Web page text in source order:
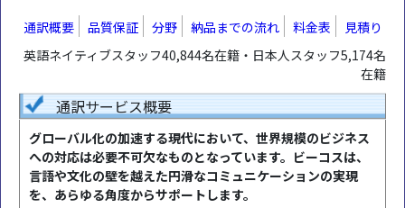
通訳概要 品質保証 分野 納品までの流れ 料金表
見積り
英語ネイティブスタッフ40,844名在籍・日本人スタッフ5,174名
在籍
通訳サービス概要
グローバル化の加速する現代において、世界規模のビジネス
への対応は必要不可欠なものとなっています。ビーコスは、
言語や文化の壁を越えた円滑なコミュニケーションの実現
を、あらゆる角度からサポートします。